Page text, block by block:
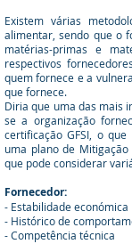
Existem várias
alimentar, sendo que o
matérias-primas e
respectivos
quem fornece e a
que fornece.
Diria que uma das mais
se a organização
certificação GFSI, o
uma plano de
que pode considerar
Fornecedor:
- Estabilidade económica
- Histórico de
- Competência técnica